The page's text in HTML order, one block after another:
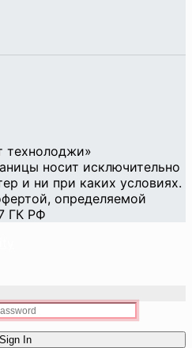
носит исключительно
и ни при каких условиях.
определяемой
ГК РФ
Sign In